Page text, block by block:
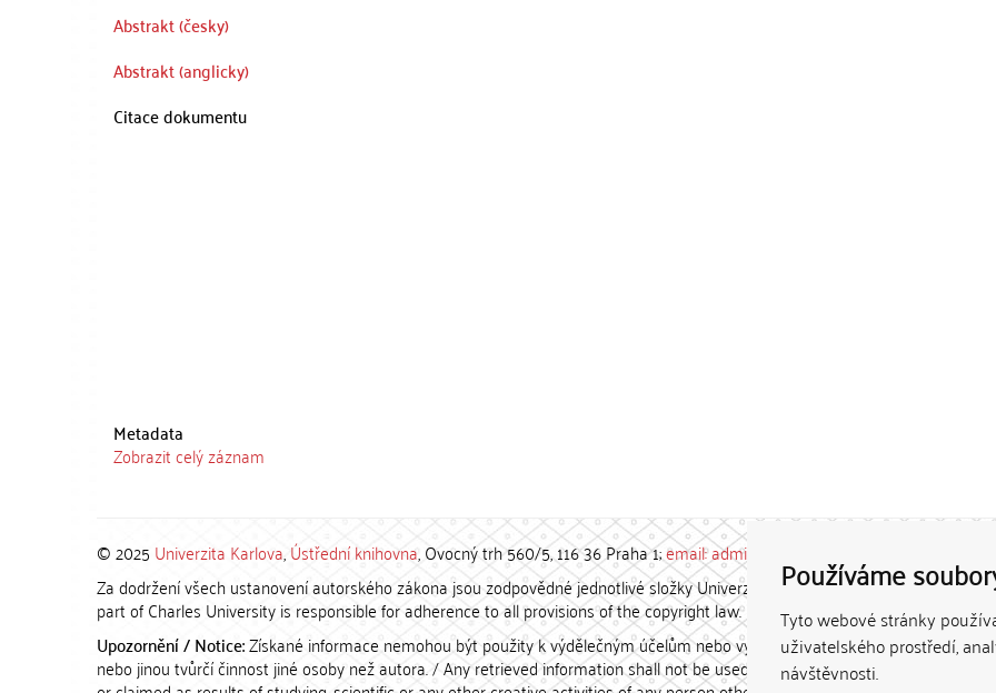
Používáme
Tyto webové stránky
uživatelského prostředí,
návštěvnosti.
Abstrakt (česky)
Abstrakt (anglicky)
Citace dokumentu
Metadata
Zobrazit celý záznam
© 2025 Univerzita Karlova,Ústřední knihovna, Ovocný trh 560/5, 116 36 Praha 1;email: admin-repozitar [at] cuni.cz
Za dodržení všech ustanovení autorského zákona jsou zodpovědné jednotlivé složky Univerzity Karlovy. / Each constituent
part of Charles University is responsible for adherence to all provisions of the copyright law.
Upozornění / Notice:Získané informace nemohou být použity k výdělečným účelům nebo vydávány za studijní, vědeckou
nebo jinou tvůrčí činnost jiné osoby než autora. / Any retrieved information shall not be used for any commercial purposes